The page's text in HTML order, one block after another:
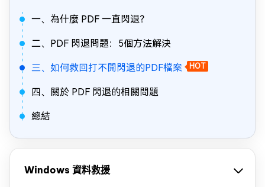
一、為什麼 PDF 一直閃退？
二、PDF 閃退問題：5個方法解決
三、如何救回打不開閃退的PDF檔案 HOT
四、關於 PDF 閃退的相關問題
總結
Windows 資料救援